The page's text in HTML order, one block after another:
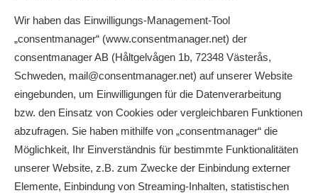
Wir haben das Einwilligungs-Management-Tool
„consentmanager“ (www.consentmanager.net) der
consentmanager AB (Håltgelvågen 1b, 72348 Västerås,
Schweden, mail@consentmanager.net) auf unserer Website
eingebunden, um Einwilligungen für die Datenverarbeitung
bzw. den Einsatz von Cookies oder vergleichbaren Funktionen
abzufragen. Sie haben mithilfe von „consentmanager“ die
Möglichkeit, Ihr Einverständnis für bestimmte Funktionalitäten
unserer Website, z.B. zum Zwecke der Einbindung externer
Elemente, Einbindung von Streaming-Inhalten, statistischen